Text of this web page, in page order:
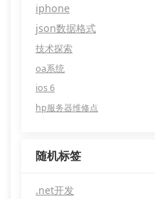
iphone
json数据格式
技术探索
oa系统
ios 6
hp服务器维修点
随机标签
.net开发